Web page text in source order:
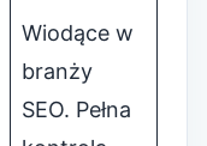
Wiodące w
branży
SEO. Pełna